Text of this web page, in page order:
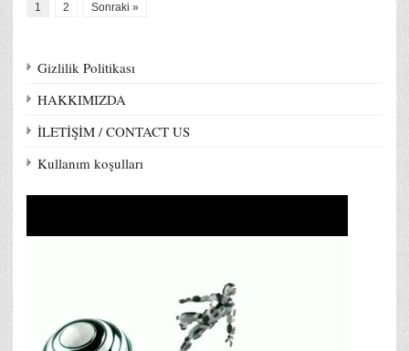
1 2 Sonraki »
Gizlilik Politikası
HAKKIMIZDA
İLETİŞİM / CONTACT US
Kullanım koşulları